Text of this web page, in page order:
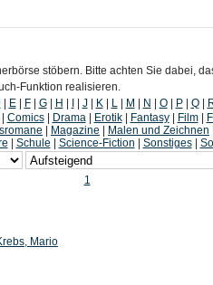
stöbern. Bitte achten Sie dabei,
Funktion realisieren.
E| F| G| H J| K| L| M N O| P| Q|
Comics| Drama| Erotik| Fantasy| Film|
Magazine Malen und Zeichnen
Schule Science-Fiction Sonstiges|
1
Mario